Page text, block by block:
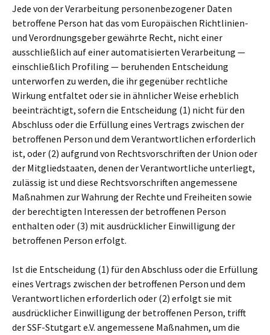
Jede von der Verarbeitung personenbezogener Daten
betroffene Person hat das vom Europäischen Richtlinien-
und Verordnungsgeber gewährte Recht, nicht einer
ausschließlich auf einer automatisierten Verarbeitung —
einschließlich Profiling — beruhenden Entscheidung
unterworfen zu werden, die ihr gegenüber rechtliche
Wirkung entfaltet oder sie in ähnlicher Weise erheblich
beeinträchtigt, sofern die Entscheidung (1) nicht für den
Abschluss oder die Erfüllung eines Vertrags zwischen der
betroffenen Person und dem Verantwortlichen erforderlich
ist, oder (2) aufgrund von Rechtsvorschriften der Union oder
der Mitgliedstaaten, denen der Verantwortliche unterliegt,
zulässig ist und diese Rechtsvorschriften angemessene
Maßnahmen zur Wahrung der Rechte und Freiheiten sowie
der berechtigten Interessen der betroffenen Person
enthalten oder (3) mit ausdrücklicher Einwilligung der
betroffenen Person erfolgt.
Ist die Entscheidung (1) für den Abschluss oder die Erfüllung
eines Vertrags zwischen der betroffenen Person und dem
Verantwortlichen erforderlich oder (2) erfolgt sie mit
ausdrücklicher Einwilligung der betroffenen Person, trifft
der SSF-Stutgart e.V. angemessene Maßnahmen, um die